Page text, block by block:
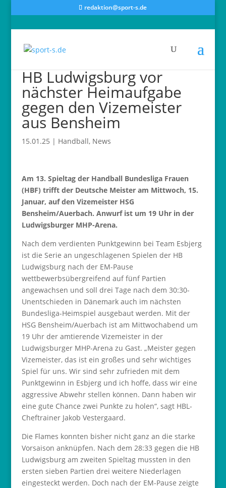
redaktion@sport-s.de
HB Ludwigsburg vor
nächster Heimaufgabe
gegen den Vizemeister
aus Bensheim
15.01.25 | Handball, News
Am 13. Spieltag der Handball Bundesliga Frauen
(HBF) trifft der Deutsche Meister am Mittwoch, 15.
Januar, auf den Vizemeister HSG
Bensheim/Auerbach. Anwurf ist um 19 Uhr in der
Ludwigsburger MHP-Arena.
Nach dem verdienten Punktgewinn bei Team Esbjerg
ist die Serie an ungeschlagenen Spielen der HB
Ludwigsburg nach der EM-Pause
wettbewerbsübergreifend auf fünf Partien
angewachsen und soll drei Tage nach dem 30:30-
Unentschieden in Dänemark auch im nächsten
Bundesliga-Heimspiel ausgebaut werden. Mit der
HSG Bensheim/Auerbach ist am Mittwochabend um
19 Uhr der amtierende Vizemeister in der
Ludwigsburger MHP-Arena zu Gast. „Meister gegen
Vizemeister, das ist ein großes und sehr wichtiges
Spiel für uns. Wir sind sehr zufrieden mit dem
Punktgewinn in Esbjerg und ich hoffe, dass wir eine
aggressive Abwehr stellen können. Dann haben wir
eine gute Chance zwei Punkte zu holen“, sagt HBL-
Cheftrainer Jakob Vestergaard.
Die Flames konnten bisher nicht ganz an die starke
Vorsaison anknüpfen. Nach dem 28:33 gegen die HB
Ludwigsburg am zweiten Spieltag mussten in den
ersten sieben Partien drei weitere Niederlagen
eingesteckt werden. Doch nach der EM-Pause zeigte